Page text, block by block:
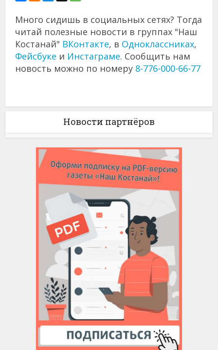
Много сидишь в социальных сетях? Тогда
читай полезные новости в группах "Наш
Костанай" ВКонтакте, в Одноклассниках,
Фейсбуке и Инстаграме. Сообщить нам
новость можно по номеру 8-776-000-66-77
Новости партнёров